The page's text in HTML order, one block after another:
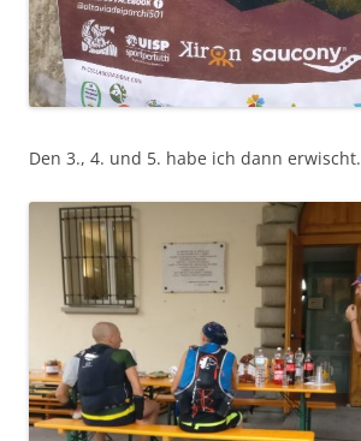
Den 3., 4. und 5. habe ich dann erwischt.